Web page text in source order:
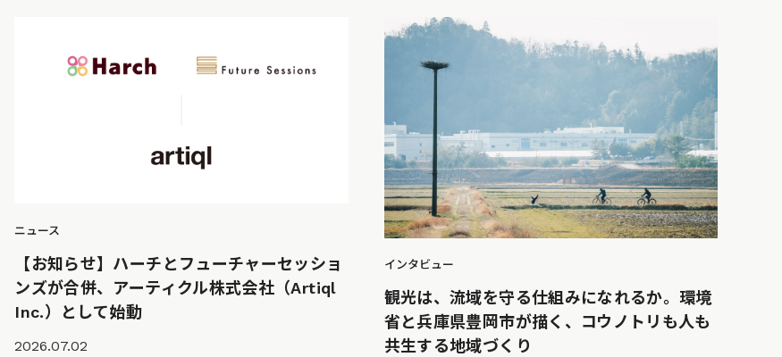
ニュース
【お知らせ】ハーチとフューチャーセッショ
ンズが合併、アーティクル株式会社（Artiql
Inc.）として始動
2026.07.02
インタビュー
観光は、流域を守る仕組みになれるか。環境
省と兵庫県豊岡市が描く、コウノトリも人も
共生する地域づくり